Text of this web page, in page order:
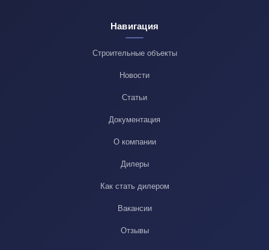
Навигация
Строительные объекты
Новости
Статьи
Документация
О компании
Дилеры
Как стать дилером
Вакансии
Отзывы